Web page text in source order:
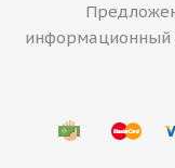
информационный